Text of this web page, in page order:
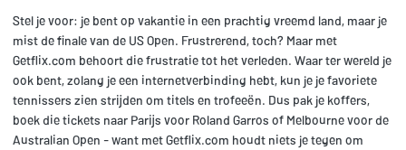
Stel je voor: je bent op vakantie in een prachtig vreemd land, maar je
mist de finale van de US Open. Frustrerend, toch? Maar met
Getflix.com behoort die frustratie tot het verleden. Waar ter wereld je
ook bent, zolang je een internetverbinding hebt, kun je je favoriete
tennissers zien strijden om titels en trofeeën. Dus pak je koffers,
boek die tickets naar Parijs voor Roland Garros of Melbourne voor de
Australian Open - want met Getflix.com houdt niets je tegen om